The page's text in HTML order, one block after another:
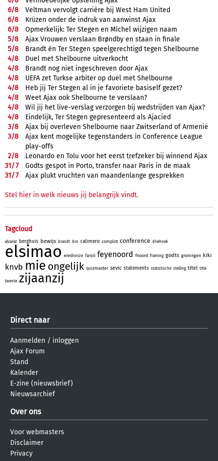
6/8
Veltman vervolgt carrière bij West Ham United
6/8
Krüzen onder de indruk van aanwinst Ajax
6/8
Opmerkelijk: Ter Stegen en Míchel wijzigen naam
5/8
Ajax Vrouwen verslaan Brøndby en staan in finale
5/8
Brandt én Ter Stegen speelgerechtigd tegen Shelbourne
4/8
Duel met Shelbourne uitverkocht
4/8
Brandt nog niet ingeschreven door Ajax
4/8
UEFA zet Turkse arbiter op duel met Shelbourne
4/8
Heb jij Ter Stegen al in je favoriete basiself gezet?
4/8
Weet Ajax ook Shelbourne te verslaan?
4/8
Wil jij het live-verslag verzorgen bij wedstrijden van Ajax?
4/8
Eindelijk, Ter Stegen gepresenteerd als Ajacied
3/8
Ajax bij overleven Shelbourne naar Zwitserland of Armenië
3/8
Ajax kent mogelijke tegenstanders in Conference League
play-offs
2/8
Leonardo en Tolu voor het eerst trefzeker bij winnend Ajax
31/7
Godts gespot in Porto, transfer naar Paris in de maak
31/7 Ajax plukt vruchten van maandenlange gesprekken
Stel hier in welk nieuws jij belangrijk vindt.
Tagcloud
alvarez berghuis bewijs brandt bro calimero complot conference driehoek
elsimao eredivisie farioli feyenoord fnoord framing godts groningen kiki
knvb mie ongelijk quizmaster sevic statements statistische stelling titel title
twente zijaanzij
Direct naar
Aanmelden / inloggen
Ajax Forum
Stand
Kalender
E-zine (nieuwsbrief)
Nieuwsarchief
Over ons
Voor webmasters
Disclaimer
Privacy